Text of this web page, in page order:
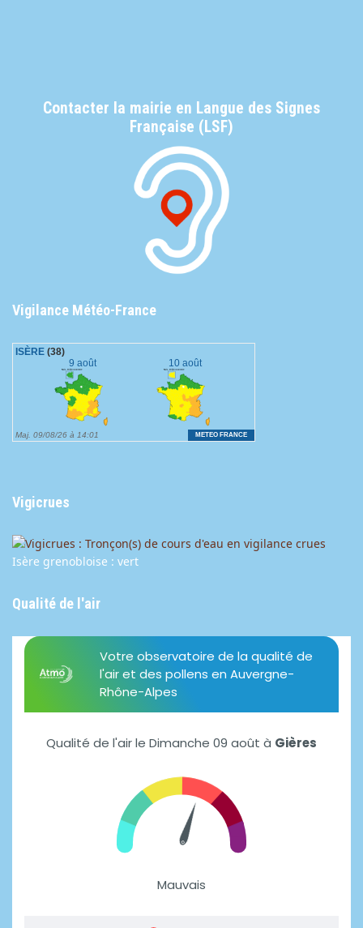
Contacter la mairie en Langue des Signes
Française (LSF)
Vigilance Météo-France
Vigicrues
Isère grenobloise : vert
Qualité de l'air